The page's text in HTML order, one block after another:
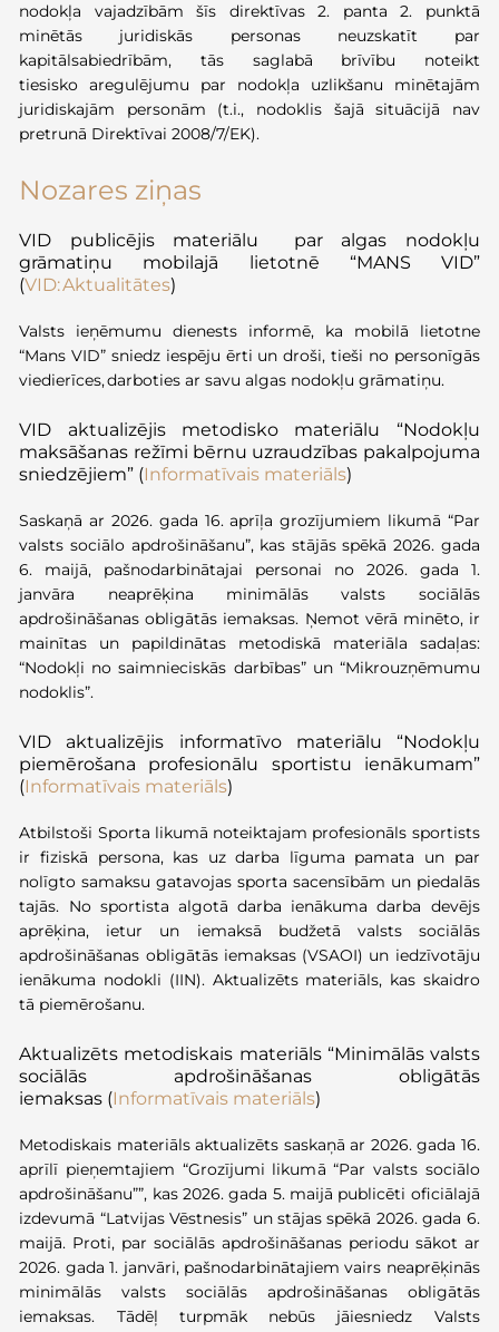
nodokļa vajadzībām šīs direktīvas 2. panta 2. punktā
minētās juridiskās personas neuzskatīt par
kapitālsabiedrībām, tās saglabā brīvību noteikt
tiesisko aregulējumu par nodokļa uzlikšanu minētajām
juridiskajām personām (t.i., nodoklis šajā situācijā nav
pretrunā Direktīvai 2008/7/EK).
Nozares ziņas
VID publicējis materiālu par algas nodokļu
grāmatiņu mobilajā lietotnē “MANS VID”
(VID: Aktualitātes)
Valsts ieņēmumu dienests informē, ka mobilā lietotne
“Mans VID” sniedz iespēju ērti un droši, tieši no personīgās
viedierīces, darboties ar savu algas nodokļu grāmatiņu.
VID aktualizējis metodisko materiālu “Nodokļu
maksāšanas režīmi bērnu uzraudzības pakalpojuma
sniedzējiem” (Informatīvais materiāls)
Saskaņā ar 2026. gada 16. aprīļa grozījumiem likumā “Par
valsts sociālo apdrošināšanu”, kas stājās spēkā 2026. gada
6. maijā, pašnodarbinātajai personai no 2026. gada 1.
janvāra neaprēķina minimālās valsts sociālās
apdrošināšanas obligātās iemaksas. Ņemot vērā minēto, ir
mainītas un papildinātas metodiskā materiāla sadaļas:
“Nodokļi no saimnieciskās darbības” un “Mikrouzņēmumu
nodoklis”.
VID aktualizējis informatīvo materiālu “Nodokļu
piemērošana profesionālu sportistu ienākumam”
(Informatīvais materiāls)
Atbilstoši Sporta likumā noteiktajam profesionāls sportists
ir fiziskā persona, kas uz darba līguma pamata un par
nolīgto samaksu gatavojas sporta sacensībām un piedalās
tajās. No sportista algotā darba ienākuma darba devējs
aprēķina, ietur un iemaksā budžetā valsts sociālās
apdrošināšanas obligātās iemaksas (VSAOI) un iedzīvotāju
ienākuma nodokli (IIN). Aktualizēts materiāls, kas skaidro
tā piemērošanu.
Aktualizēts metodiskais materiāls “Minimālās valsts
sociālās apdrošināšanas obligātās
iemaksas (Informatīvais materiāls)
Metodiskais materiāls aktualizēts saskaņā ar 2026. gada 16.
aprīlī pieņemtajiem “Grozījumi likumā “Par valsts sociālo
apdrošināšanu””, kas 2026. gada 5. maijā publicēti oficiālajā
izdevumā “Latvijas Vēstnesis” un stājas spēkā 2026. gada 6.
maijā. Proti, par sociālās apdrošināšanas periodu sākot ar
2026. gada 1. janvāri, pašnodarbinātajiem vairs neaprēķinās
minimālās valsts sociālās apdrošināšanas obligātās
iemaksas. Tādēļ turpmāk nebūs jāiesniedz Valsts